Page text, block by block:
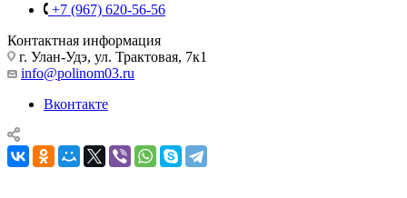
+7 (967) 620-56-56
Контактная информация
г. Улан-Удэ, ул. Трактовая, 7к1
info@polinom03.ru
Вконтакте